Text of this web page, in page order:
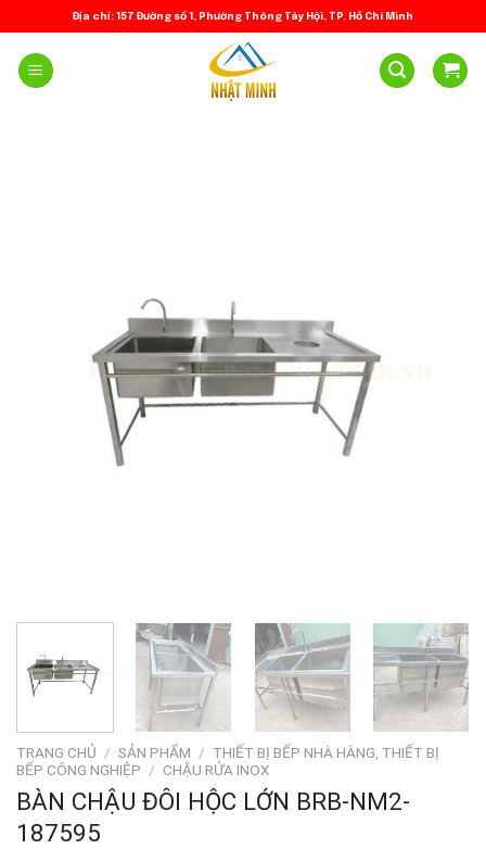
to
content
Địa chỉ: 157 Đường số 1, Phường Thông Tây Hội, TP. Hồ Chí Minh
TRANG CHỦ / SẢN PHẨM / THIẾT BỊ BẾP NHÀ HÀNG, THIẾT BỊ
BẾP CÔNG NGHIỆP / CHẬU RỬA INOX
BÀN CHẬU ĐÔI HỘC LỚN BRB-NM2-
187595